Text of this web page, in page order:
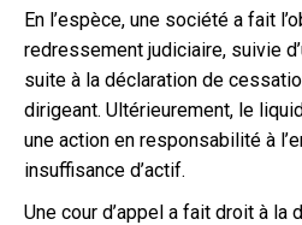
En l’espèce, une société a fait
redressement judiciaire, suivie
suite à la déclaration de
dirigeant. Ultérieurement, le
une action en responsabilité à
insuffisance d’actif.
Une cour d’appel a fait droit à la